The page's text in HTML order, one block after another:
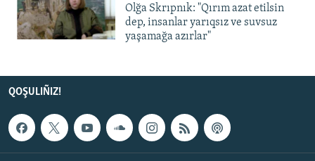
Olğa Skrıpnık: "Qırım azat etilsin
dep, insanlar yarıqsız ve suvsuz
yaşamağa azırlar"
QOŞULIÑIZ!